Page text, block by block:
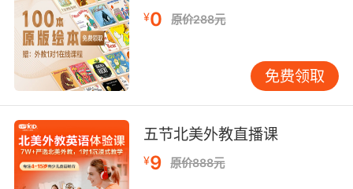
需要提前了解感恩节的起源、传统食物以及相关
的文化习俗。在课堂上，大家分工合作，有人负
责布置餐桌，摆放南瓜派、火鸡等特色美食；有
人则扮演家庭成员，用英语进行亲切的交流互
动，分享一年来的收获与感恩之情。这种身临其
境的体验方式，不仅让学员深刻记住了感恩节的
文化内涵，更在实际操作中锻炼了他们的英语口
语表达能力和人际交往能力。
¥0 原价288元
免费领取
五节北美外教直播课
¥9 原价888元